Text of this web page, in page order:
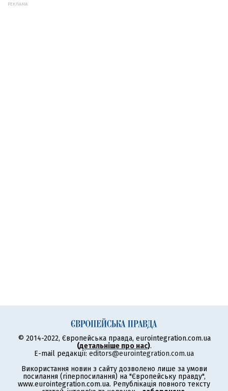
РЕКЛАМА:
© 2014-2022, Європейська правда, eurointegration.com.ua
(детальніше про нас).
E-mail редакції: editors@eurointegration.com.ua
Використання новин з сайту дозволено лише за умови
посилання (гіперпосилання) на "Європейську правду",
www.eurointegration.com.ua. Републікація повного тексту